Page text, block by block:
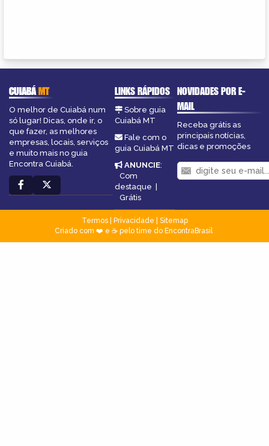
CUIABÁMT
O melhor de Cuiabá num
só lugar! Dicas, onde ir, o
que fazer, as melhores
empresas, locais, serviços
e muito mais no guia
Encontra Cuiabá.
LINKS RÁPIDOS
Sobre guia
Cuiabá MT
Fale com o
guia Cuiabá MT
ANUNCIE:
Com
destaque |
Grátis
NOVIDADES POR E-
MAIL
Receba grátis as
principais notícias,
dicas e promoções
Termos| Privacidade
Sitemap
Criado com ❤️ e ☕ pelo time do EncontraBrasil